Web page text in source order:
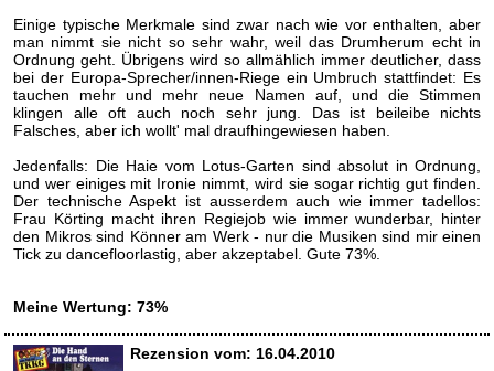
Einige typische Merkmale sind zwar nach wie vor enthalten, aber
man nimmt sie nicht so sehr wahr, weil das Drumherum echt in
Ordnung geht. Übrigens wird so allmählich immer deutlicher, dass
bei der Europa-Sprecher/innen-Riege ein Umbruch stattfindet: Es
tauchen mehr und mehr neue Namen auf, und die Stimmen
klingen alle oft auch noch sehr jung. Das ist beileibe nichts
Falsches, aber ich wollt' mal draufhingewiesen haben.
Jedenfalls: Die Haie vom Lotus-Garten sind absolut in Ordnung,
und wer einiges mit Ironie nimmt, wird sie sogar richtig gut finden.
Der technische Aspekt ist ausserdem auch wie immer tadellos:
Frau Körting macht ihren Regiejob wie immer wunderbar, hinter
den Mikros sind Könner am Werk - nur die Musiken sind mir einen
Tick zu dancefloorlastig, aber akzeptabel. Gute 73%.
Meine Wertung: 73%
Rezension vom: 16.04.2010